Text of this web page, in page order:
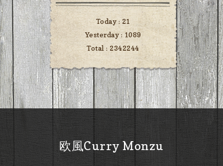
Today : 21
Yesterday : 1089
Total : 2342244
欧風Curry Monzu